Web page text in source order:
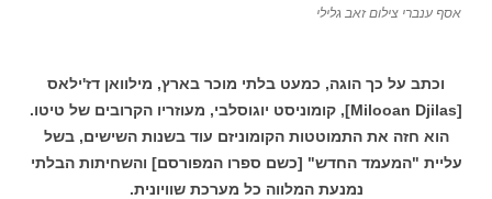
אסף ענברי צילום זאב גלילי
וכתב על כך הוגה, כמעט בלתי מוכר בארץ, מילוואן דז'ילאס
[Milooan Djilas], קומוניסט יוגוסלבי, מעוזריו הקרובים של טיטו.
הוא חזה את התמוטטות הקומוניזם עוד בשנות השישים, בשל
עליית "המעמד החדש" [כשם ספרו המפורסם] והשחיתות הבלתי
נמנעת המלווה כל מערכת שוויונית.